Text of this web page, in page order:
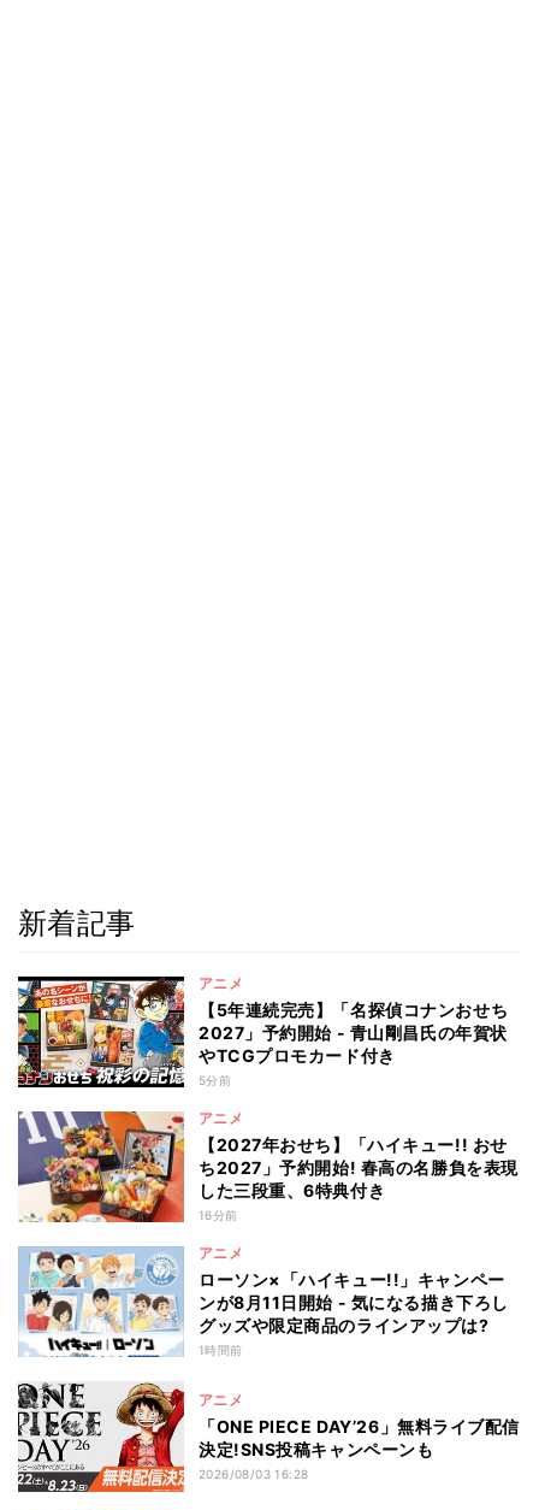
新着記事
アニメ
【5年連続完売】「名探偵コナンおせち
2027」予約開始 - 青山剛昌氏の年賀状
やTCGプロモカード付き
5分前
アニメ
【2027年おせち】「ハイキュー!! おせ
ち2027」予約開始! 春高の名勝負を表現
した三段重、6特典付き
16分前
アニメ
ローソン×「ハイキュー!!」キャンペー
ンが8月11日開始 - 気になる描き下ろし
グッズや限定商品のラインアップは?
1時間前
アニメ
「ONE PIECE DAY’26」無料ライブ配信
決定!SNS投稿キャンペーンも
2026/08/03 16:28